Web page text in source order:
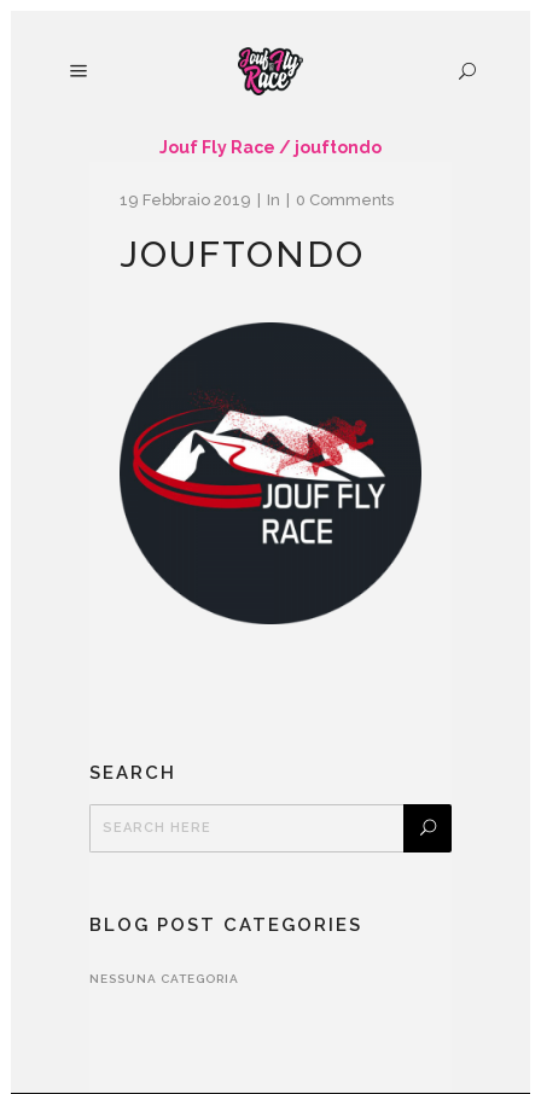
Jouf Fly Race / jouftondo
19 Febbraio 2019 In 0 Comments
JOUFTONDO
SEARCH
BLOG POST CATEGORIES
NESSUNA CATEGORIA